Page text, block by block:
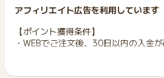
アフィリエイト広告を利用しています
【ポイント獲得条件】
・WEBでご注文後、30日以内の入金